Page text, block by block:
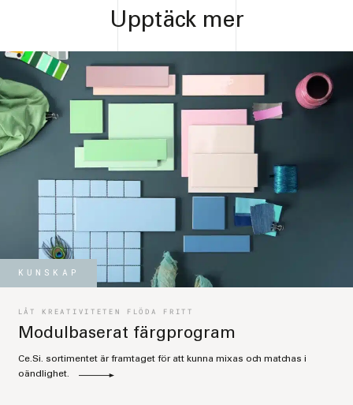
Upptäck mer
KUNSKAP
LÅT KREATIVITETEN FLÖDA FRITT
Modulbaserat färgprogram
Ce.Si. sortimentet är framtaget för att kunna mixas och matchas i
oändlighet.